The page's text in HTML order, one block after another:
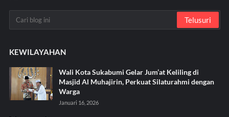
KEWILAYAHAN
Wali Kota Sukabumi Gelar Jum’at Keliling di
Masjid Al Muhajirin, Perkuat Silaturahmi dengan
Warga
Januari 16, 2026